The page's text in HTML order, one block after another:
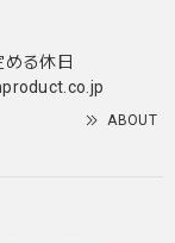
る休日
ABOUT